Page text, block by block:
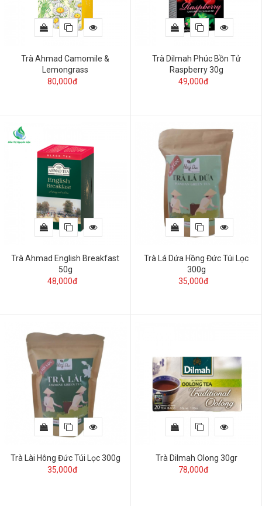
Trà Ahmad Camomile &
Lemongrass
80,000đ
Trà Dilmah Phúc Bồn Tử
Raspberry 30g
49,000đ
Trà Ahmad English Breakfast
50g
48,000đ
Trà Lá Dứa Hồng Đức Túi Lọc
300g
35,000đ
Trà Lài Hông Đức Túi Lọc 300g
35,000đ
Trà Dilmah Olong 30gr
78,000đ